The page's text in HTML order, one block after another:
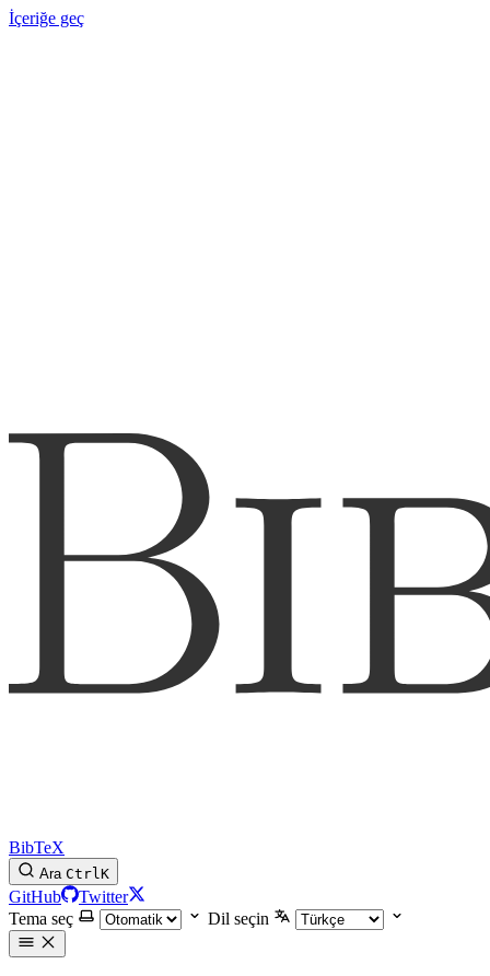
İçeriğe geç
BibTeX
Ara CtrlK
GitHub
Twitter
Tema seç
Dil seçin